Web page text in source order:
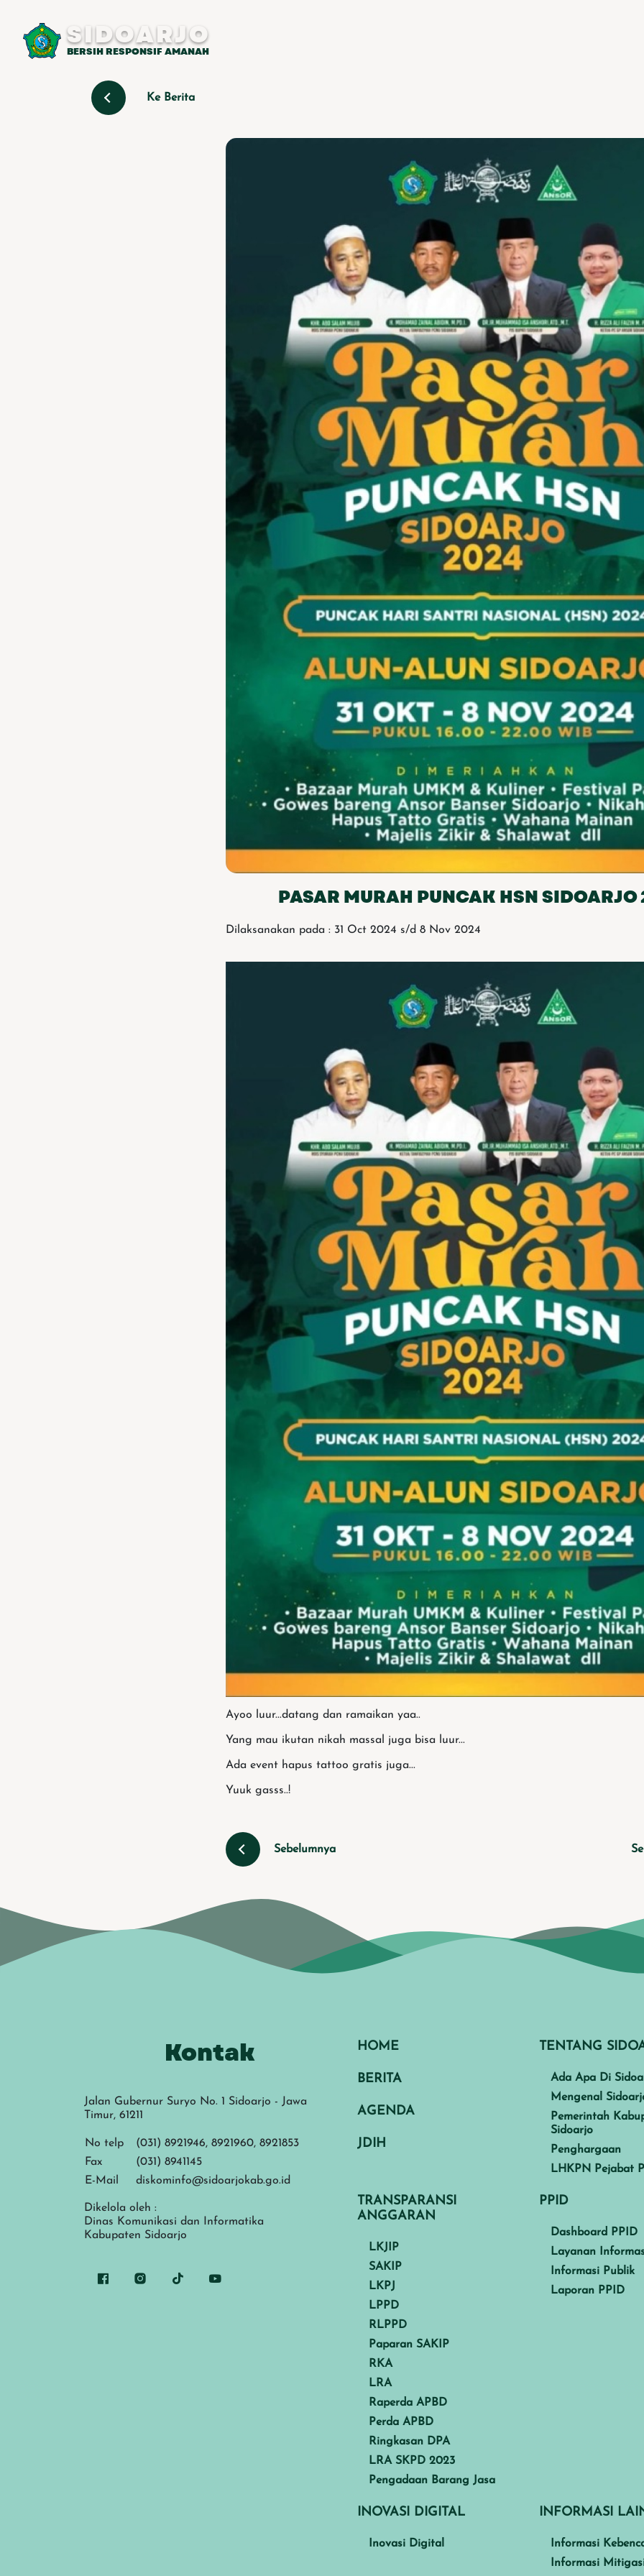
SIDOARJO
BERSIH RESPONSIF AMANAH
Ke Berita
PASAR MURAH PUNCAK HSN
Dilaksanakan pada : 31 Oct 2024 s/d 8 Nov 2024
Ayoo luur...datang dan ramaikan yaa..
Yang mau ikutan nikah massal juga bisa luur...
Ada event hapus tattoo gratis juga...
Yuuk gasss..!
Sebelumnya
Kontak
Jalan Gubernur Suryo No. 1 Sidoarjo - Jawa
Timur, 61211
No telp
(031) 8921946, 8921960, 8921853
Fax
(031) 8941145
E-Mail
diskominfo@sidoarjokab.go.id
Dikelola oleh :
Dinas Komunikasi dan Informatika
Kabupaten Sidoarjo
HOME
BERITA
AGENDA
JDIH
TENTANG
Ada Apa Di
Mengenal
Pemerintah
Sidoarjo
Penghargaan
LHKPN Pejabat
TRANSPARANSI
ANGGARAN
LKJIP
SAKIP
LKPJ
LPPD
RLPPD
Paparan SAKIP
RKA
LRA
Raperda APBD
Perda APBD
Ringkasan DPA
LRA SKPD 2023
Pengadaan Barang Jasa
PPID
Dashboard PPID
Layanan
Informasi Publik
Laporan PPID
INOVASI DIGITAL
Inovasi Digital
INFORMASI
Informasi
Informasi